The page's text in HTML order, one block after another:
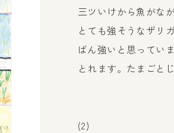
三ツいけから魚がな
とても強そうなザリ
ばん強いと思ってい
とれます。たまごと
(2)